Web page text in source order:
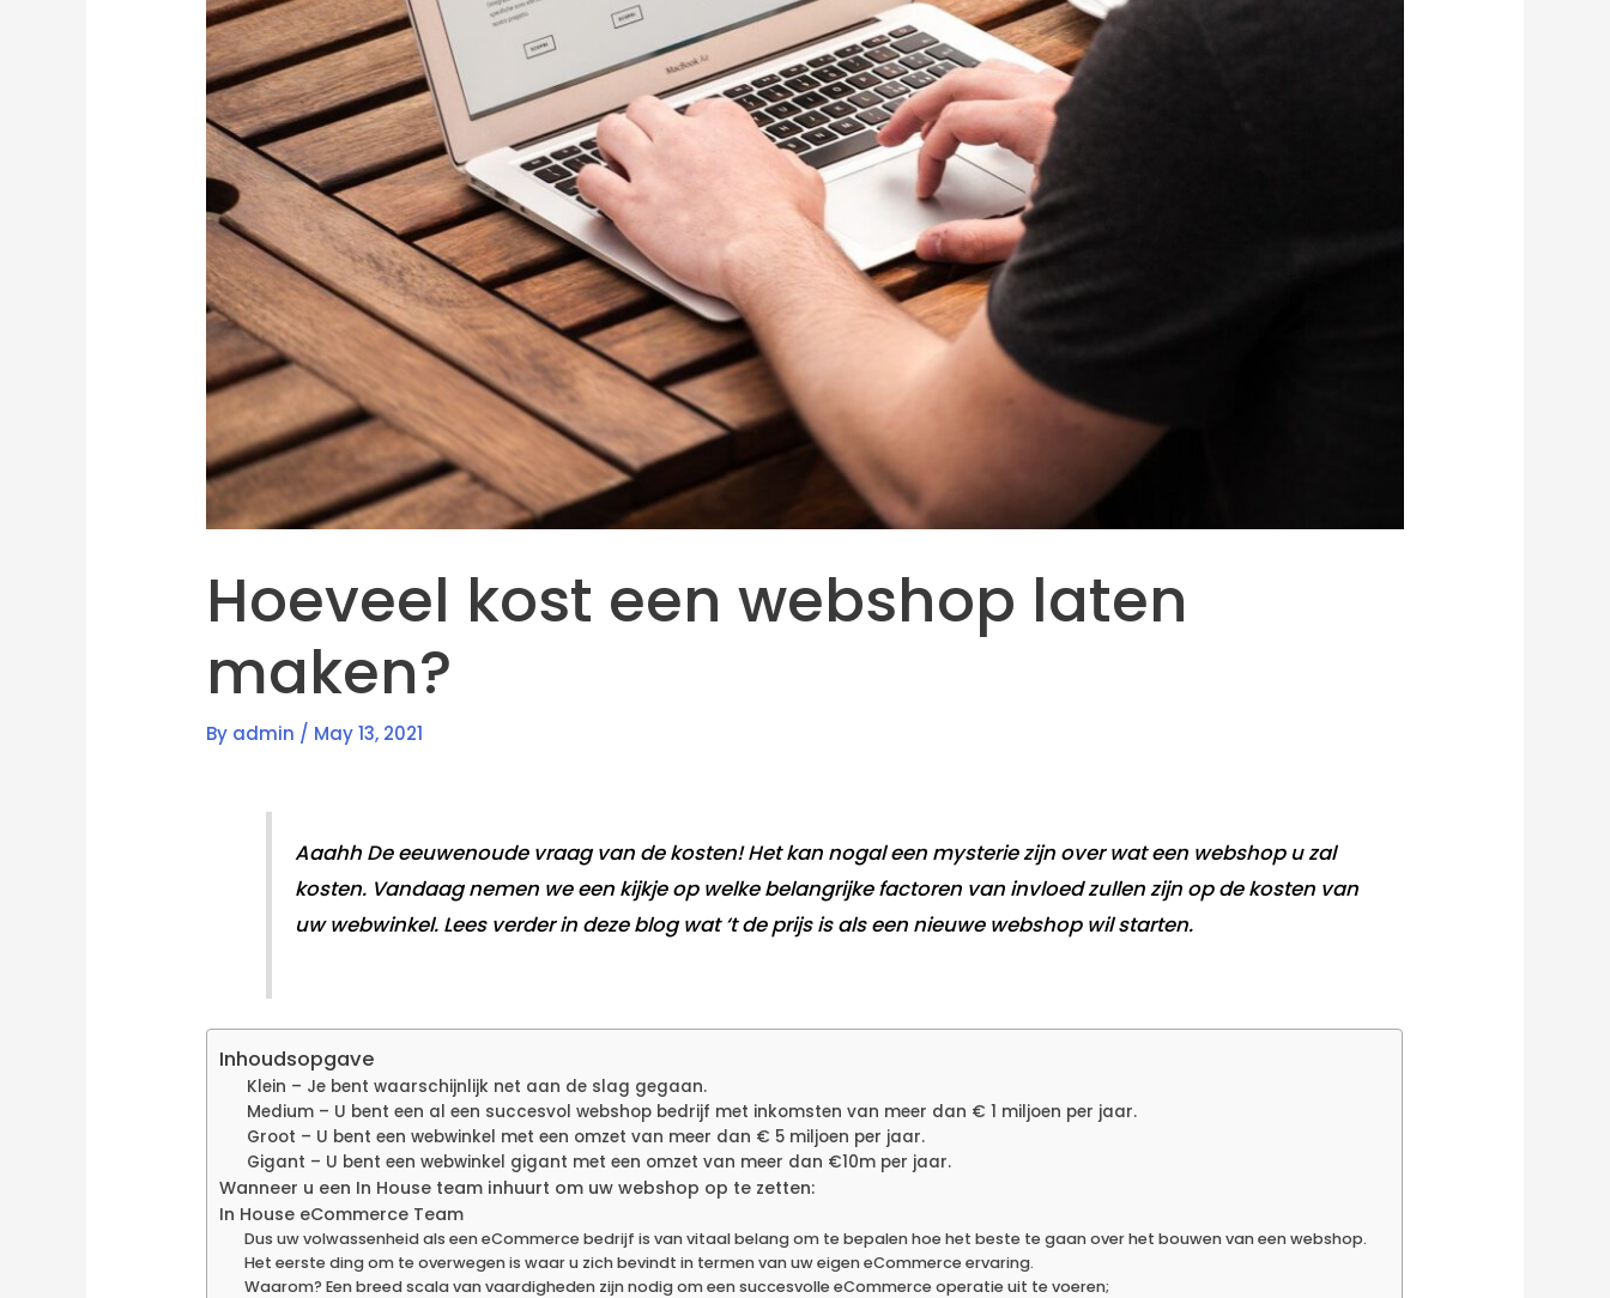
Hoeveel kost een webshop laten
maken?
By admin / May 13, 2021
Aaahh De eeuwenoude vraag van de kosten! Het kan nogal een mysterie zijn over wat een webshop u zal
kosten. Vandaag nemen we een kijkje op welke belangrijke factoren van invloed zullen zijn op de kosten van
uw webwinkel. Lees verder in deze blog wat ‘t de prijs is als een nieuwe webshop wil starten.
Inhoudsopgave
Klein – Je bent waarschijnlijk net aan de slag gegaan.
Medium – U bent een al een succesvol webshop bedrijf met inkomsten van meer dan € 1 miljoen per jaar.
Groot – U bent een webwinkel met een omzet van meer dan € 5 miljoen per jaar.
Gigant – U bent een webwinkel gigant met een omzet van meer dan €10m per jaar.
Wanneer u een In House team inhuurt om uw webshop op te zetten:
In House eCommerce Team
Dus uw volwassenheid als een eCommerce bedrijf is van vitaal belang om te bepalen hoe het beste te gaan over het bouwen van een webshop.
Het eerste ding om te overwegen is waar u zich bevindt in termen van uw eigen eCommerce ervaring.
Waarom? Een breed scala van vaardigheden zijn nodig om een succesvolle eCommerce operatie uit te voeren;